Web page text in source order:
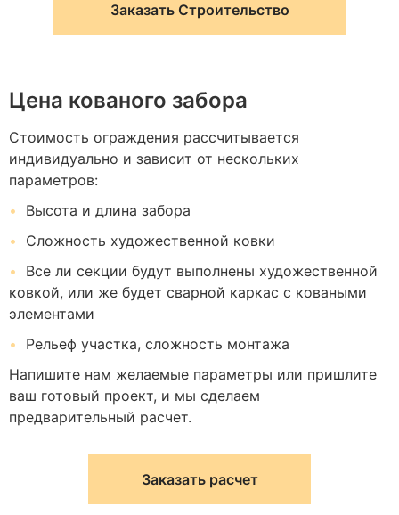
Заказать Строительство
Цена кованого забора
Стоимость ограждения рассчитывается
индивидуально и зависит от нескольких
параметров:
Высота и длина забора
Сложность художественной ковки
Все ли секции будут выполнены художественной
ковкой, или же будет сварной каркас с коваными
элементами
Рельеф участка, сложность монтажа
Напишите нам желаемые параметры или пришлите
ваш готовый проект, и мы сделаем
предварительный расчет.
Заказать расчет